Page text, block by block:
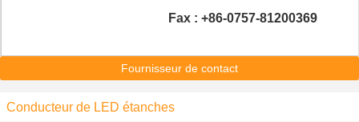
Fax : +86-0757-81200369
Fournisseur de contact
Conducteur de LED étanches